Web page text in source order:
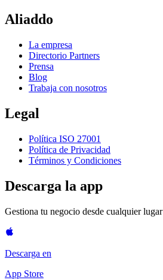
Aliaddo
La empresa
Directorio Partners
Prensa
Blog
Trabaja con nosotros
Legal
Política ISO 27001
Política de Privacidad
Términos y Condiciones
Descarga la app
Gestiona tu negocio desde cualquier lugar
Descarga en
App Store